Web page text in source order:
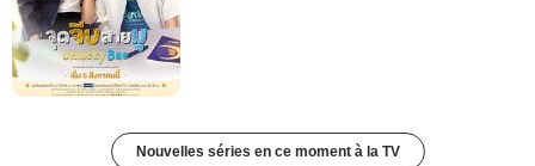
Nouvelles séries en ce moment à la TV